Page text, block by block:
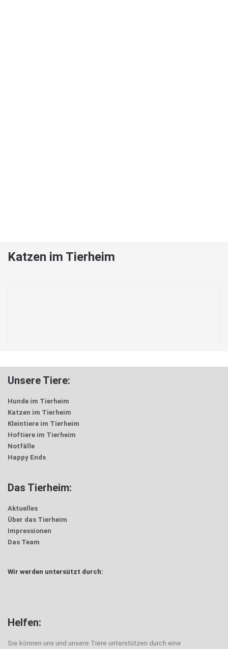
Katzen im Tierheim
Unsere Tiere:
Hunde im Tierheim
Katzen im Tierheim
Kleintiere im Tierheim
Hoftiere im Tierheim
Notfälle
Happy Ends
Das Tierheim:
Aktuelles
Über das Tierheim
Impressionen
Das Team
Wir werden untersützt durch:
Helfen:
Sie können uns und unsere Tiere unterstützen durch eine